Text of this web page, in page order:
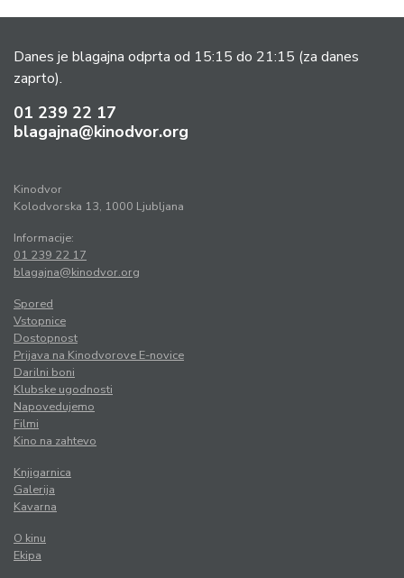
Danes je blagajna odprta od 15:15 do 21:15 (za danes
zaprto).
01 239 22 17
blagajna@kinodvor.org
Kinodvor
Kolodvorska 13, 1000 Ljubljana
Informacije:
01 239 22 17
blagajna@kinodvor.org
Spored
Vstopnice
Dostopnost
Prijava na Kinodvorove E-novice
Darilni boni
Klubske ugodnosti
Napovedujemo
Filmi
Kino na zahtevo
Knjigarnica
Galerija
Kavarna
O kinu
Ekipa